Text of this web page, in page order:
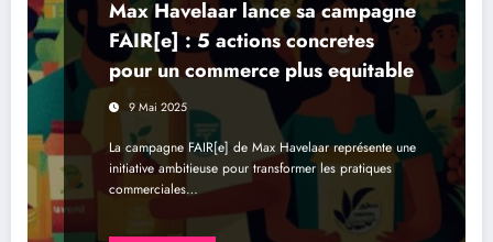
Max Havelaar lance sa campagne
FAIR[e] : 5 actions concretes
pour un commerce plus equitable
9 Mai 2025
La campagne FAIR[e] de Max Havelaar représente une
initiative ambitieuse pour transformer les pratiques
commerciales…